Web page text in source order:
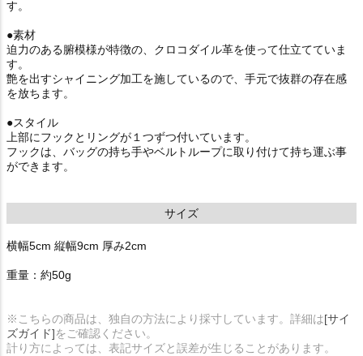
す。
●素材
迫力のある腑模様が特徴の、クロコダイル革を使って仕立てていま
す。
艶を出すシャイニング加工を施しているので、手元で抜群の存在感
を放ちます。
●スタイル
上部にフックとリングが１つずつ付いています。
フックは、バッグの持ち手やベルトループに取り付けて持ち運ぶ事
ができます。
サイズ
横幅5cm 縦幅9cm 厚み2cm
重量：約50g
※こちらの商品は、独自の方法により採寸しています。詳細は[サイ
ズガイド]をご確認ください。
計り方によっては、表記サイズと誤差が生じることがあります。